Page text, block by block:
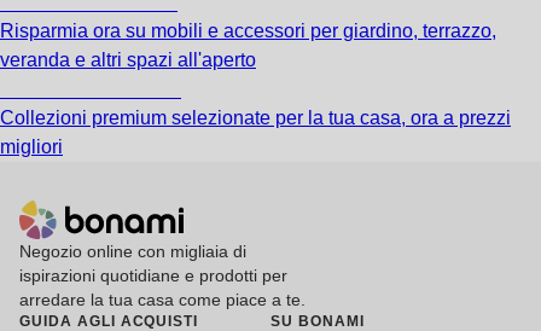
Risparmia ora su mobili e accessori per giardino, terrazzo,
veranda e altri spazi all'aperto
Collezioni premium selezionate per la tua casa, ora a prezzi
migliori
Negozio online con migliaia di
ispirazioni quotidiane e prodotti per
arredare la tua casa come piace a te.
GUIDA AGLI ACQUISTI SU BONAMI